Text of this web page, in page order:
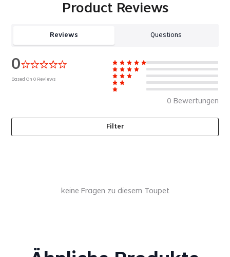
feinem Netz) lässt Wärme und Feuchtigkeit entweichen, und
an Komfort und Formbeständigkeit,. Durch die gebleichten
Unser sofort verfügbares Neo Haarsystem finden Siehier
Product Reviews
Reviews Questions
0
Based On0 Reviews
0 Bewertungen
Filter
keine Fragen zu diesem Toupet